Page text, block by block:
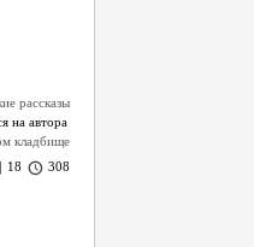
рассказы
кладбище
18 308